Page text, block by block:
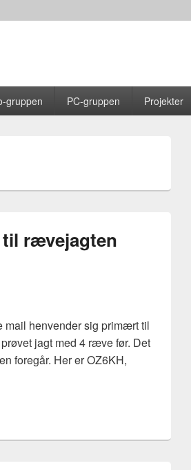
gruppen PC-gruppen Projekter
rævejagten
henvender sig primært til
jagt med 4 ræve før. Det
foregår. Her er OZ6KH,
til rævejagten 3/5-21